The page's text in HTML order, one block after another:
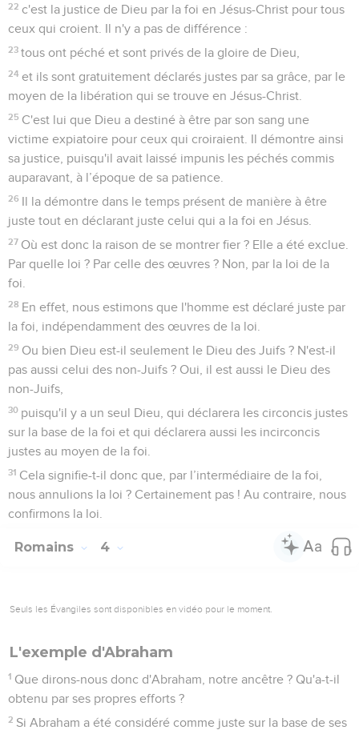
22 c'est la justice de Dieu par la foi en Jésus-Christ pour tous
ceux qui croient. Il n'y a pas de différence :
23 tous ont péché et sont privés de la gloire de Dieu,
24 et ils sont gratuitement déclarés justes par sa grâce, par le
moyen de la libération qui se trouve en Jésus-Christ.
25 C'est lui que Dieu a destiné à être par son sang une
victime expiatoire pour ceux qui croiraient. Il démontre ainsi
sa justice, puisqu'il avait laissé impunis les péchés commis
auparavant, à l’époque de sa patience.
26 Il la démontre dans le temps présent de manière à être
juste tout en déclarant juste celui qui a la foi en Jésus.
27 Où est donc la raison de se montrer fier ? Elle a été exclue.
Par quelle loi ? Par celle des œuvres ? Non, par la loi de la
foi.
28 En effet, nous estimons que l'homme est déclaré juste par
la foi, indépendamment des œuvres de la loi.
29 Ou bien Dieu est-il seulement le Dieu des Juifs ? N'est-il
pas aussi celui des non-Juifs ? Oui, il est aussi le Dieu des
non-Juifs,
30 puisqu'il y a un seul Dieu, qui déclarera les circoncis justes
sur la base de la foi et qui déclarera aussi les incirconcis
justes au moyen de la foi.
31 Cela signifie-t-il donc que, par l’intermédiaire de la foi,
nous annulions la loi ? Certainement pas ! Au contraire, nous
confirmons la loi.
Romains 4
Seuls les Évangiles sont disponibles en vidéo pour le moment.
L'exemple d'Abraham
1 Que dirons-nous donc d'Abraham, notre ancêtre ? Qu'a-t-il
obtenu par ses propres efforts ?
2 Si Abraham a été considéré comme juste sur la base de ses